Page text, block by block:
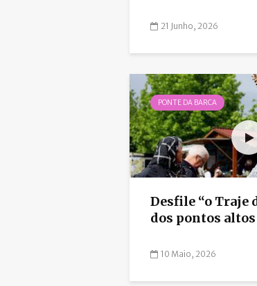
21 Junho, 2026
PONTE DA BARCA
Desfile “o Traje
dos pontos altos
10 Maio, 2026